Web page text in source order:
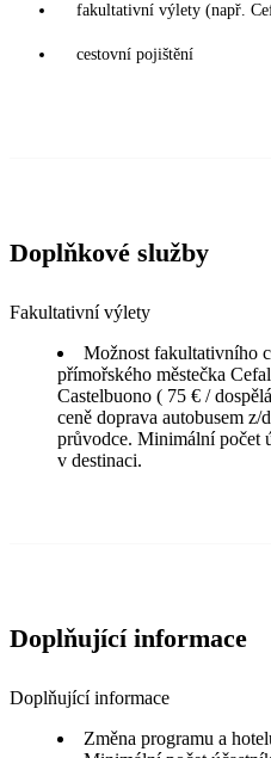
fakultativní výlety (např.
cestovní pojištění
Doplňkové služby
Fakultativní výlety
Možnost fakultativního
přímořského městečka
Castelbuono ( 75 € /
ceně doprava autobusem
průvodce. Minimální počet
v destinaci.
Doplňující informace
Doplňující informace
Změna programu a